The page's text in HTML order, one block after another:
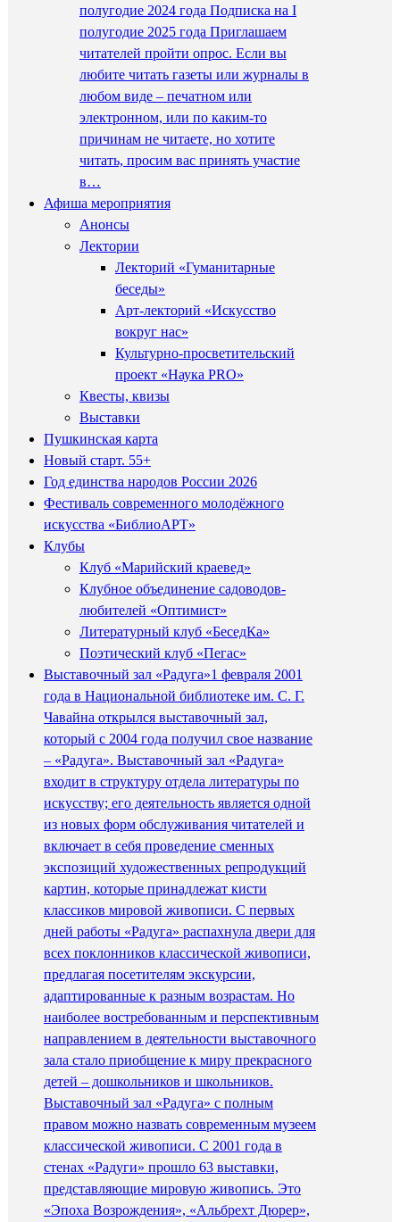
полугодие 2024 года Подписка на I
полугодие 2025 года Приглашаем
читателей пройти опрос. Если вы
любите читать газеты или журналы в
любом виде – печатном или
электронном, или по каким-то
причинам не читаете, но хотите
читать, просим вас принять участие
в…
Афиша мероприятия
Анонсы
Лектории
Лекторий «Гуманитарные
беседы»
Арт-лекторий «Искусство
вокруг нас»
Культурно-просветительский
проект «Наука PRO»
Квесты, квизы
Выставки
Пушкинская карта
Новый старт. 55+
Год единства народов России 2026
Фестиваль современного молодёжного
искусства «БиблиоАРТ»
Клубы
Клуб «Марийский краевед»
Клубное объединение садоводов-
любителей «Оптимист»
Литературный клуб «БеседКа»
Поэтический клуб «Пегас»
Выставочный зал «Радуга»1 февраля 2001
года в Национальной библиотеке им. С. Г.
Чавайна открылся выставочный зал,
который с 2004 года получил свое название
– «Радуга». Выставочный зал «Радуга»
входит в структуру отдела литературы по
искусству; его деятельность является одной
из новых форм обслуживания читателей и
включает в себя проведение сменных
экспозиций художественных репродукций
картин, которые принадлежат кисти
классиков мировой живописи. С первых
дней работы «Радуга» распахнула двери для
всех поклонников классической живописи,
предлагая посетителям экскурсии,
адаптированные к разным возрастам. Но
наиболее востребованным и перспективным
направлением в деятельности выставочного
зала стало приобщение к миру прекрасного
детей – дошкольников и школьников.
Выставочный зал «Радуга» с полным
правом можно назвать современным музеем
классической живописи. С 2001 года в
стенах «Радуги» прошло 63 выставки,
представляющие мировую живопись. Это
«Эпоха Возрождения», «Альбрехт Дюрер»,